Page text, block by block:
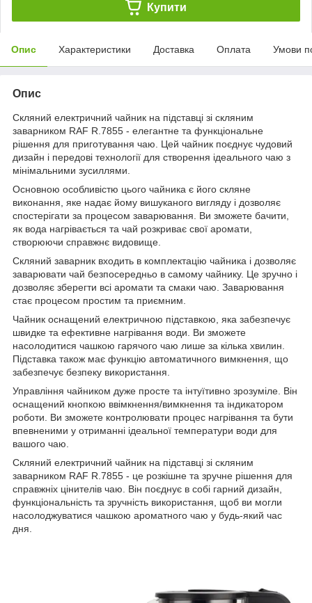
Купити
Опис Характеристики Доставка Оплата Умови
Опис
Скляний електричний чайник на підставці зі скляним
заварником RAF R.7855 - елегантне та функціональне
рішення для приготування чаю. Цей чайник поєднує чудовий
дизайн і передові технології для створення ідеального чаю з
мінімальними зусиллями.
Основною особливістю цього чайника є його скляне
виконання, яке надає йому вишуканого вигляду і дозволяє
спостерігати за процесом заварювання. Ви зможете бачити,
як вода нагрівається та чай розкриває свої аромати,
створюючи справжнє видовище.
Скляний заварник входить в комплектацію чайника і дозволяє
заварювати чай безпосередньо в самому чайнику. Це зручно і
дозволяє зберегти всі аромати та смаки чаю. Заварювання
стає процесом простим та приємним.
Чайник оснащений електричною підставкою, яка забезпечує
швидке та ефективне нагрівання води. Ви зможете
насолодитися чашкою гарячого чаю лише за кілька хвилин.
Підставка також має функцію автоматичного вимкнення, що
забезпечує безпеку використання.
Управління чайником дуже просте та інтуїтивно зрозуміле. Він
оснащений кнопкою ввімкнення/вимкнення та індикатором
роботи. Ви зможете контролювати процес нагрівання та бути
впевненими у отриманні ідеальної температури води для
вашого чаю.
Скляний електричний чайник на підставці зі скляним
заварником RAF R.7855 - це розкішне та зручне рішення для
справжніх цінителів чаю. Він поєднує в собі гарний дизайн,
функціональність та зручність використання, щоб ви могли
насолоджуватися чашкою ароматного чаю у будь-який час
дня.